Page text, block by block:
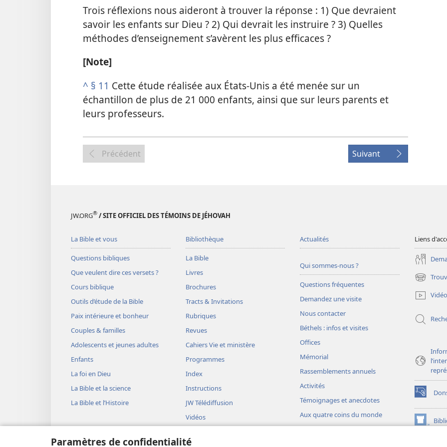
Paramètres de confidentialité
Trois réflexions nous aideront à trouver la réponse : 1) Que devraient
savoir les enfants sur Dieu ? 2) Qui devrait les instruire ? 3) Quelles
méthodes d’enseignement s’avèrent les plus efficaces ?
[Note]
^ § 11 Cette étude réalisée aux États-Unis a été menée sur un
échantillon de plus de 21 000 enfants, ainsi que sur leurs parents et
leurs professeurs.
Précédent Suivant
JW.ORG® / SITE OFFICIEL DES TÉMOINS DE JÉHOVAH
La Bible et vous
Questions bibliques
Que veulent dire ces versets ?
Cours biblique
Outils d’étude de la Bible
Paix intérieure et bonheur
Couples & familles
Adolescents et jeunes adultes
Enfants
La foi en Dieu
La Bible et la science
La Bible et l’Histoire
Bibliothèque
La Bible
Livres
Brochures
Tracts & Invitations
Rubriques
Revues
Cahiers Vie et ministère
Programmes
Index
Instructions
JW Télédiffusion
Vidéos
Actualités
Qui sommes-nous ?
Questions fréquentes
Demandez une visite
Nous contacter
Béthels : infos et visites
Offices
Mémorial
Rassemblements annuels
Activités
Témoignages et anecdotes
Aux quatre coins du monde
Liens
(ouvre
une
nouvelle
(ouvre
une
nouvelle
fenêtre)
(ouvre